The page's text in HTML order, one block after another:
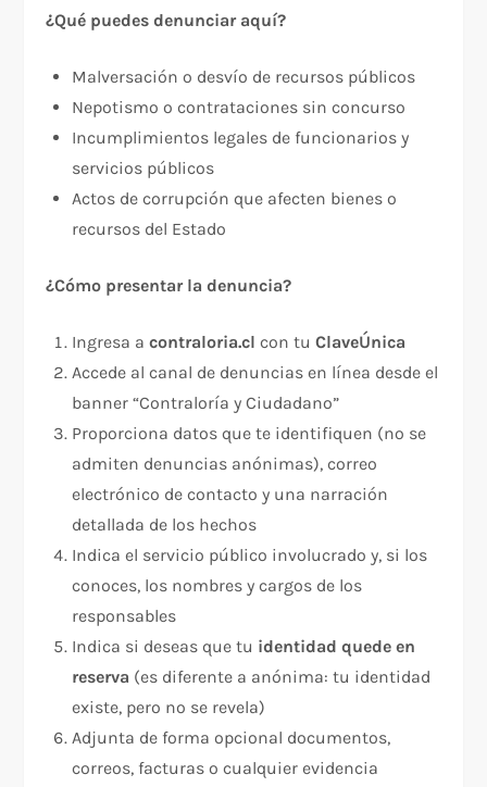
¿Qué puedes denunciar aquí?
Malversación o desvío de recursos públicos
Nepotismo o contrataciones sin concurso
Incumplimientos legales de funcionarios y
servicios públicos
Actos de corrupción que afecten bienes o
recursos del Estado
¿Cómo presentar la denuncia?
Ingresa acontraloria.cl con tuClaveÚnica
Accede al canal de denuncias en línea desde el
banner “Contraloría y Ciudadano”
Proporciona datos que te identifiquen (no se
admiten denuncias anónimas), correo
electrónico de contacto y una narración
detallada de los hechos
Indica el servicio público involucrado y, si los
conoces, los nombres y cargos de los
responsables
Indica si deseas que tu identidad quede en
reserva (es diferente a anónima: tu identidad
existe, pero no se revela)
Adjunta de forma opcional documentos,
correos, facturas o cualquier evidencia